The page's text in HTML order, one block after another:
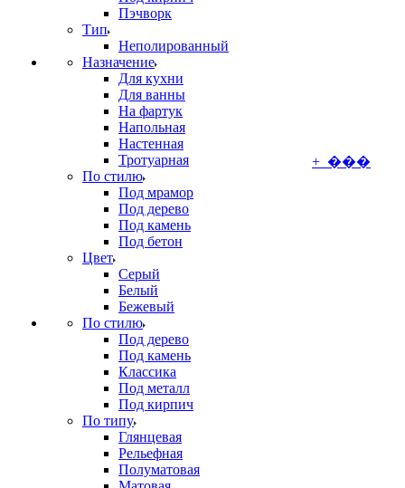
Пэчворк
Тип
Неполированный
Назначение
Для кухни
Для ванны
На фартук
Напольная
Настенная
Тротуарная
По стилю
Под мрамор
Под дерево
Под камень
Под бетон
Цвет
Серый
Белый
Бежевый
По стилю
Под дерево
Под камень
Классика
Под металл
Под кирпич
По типу
Глянцевая
Рельефная
Полуматовая
+ ���